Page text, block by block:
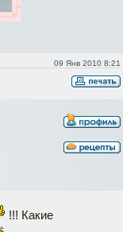
09 Янв 2010 8:21
!!! Какие